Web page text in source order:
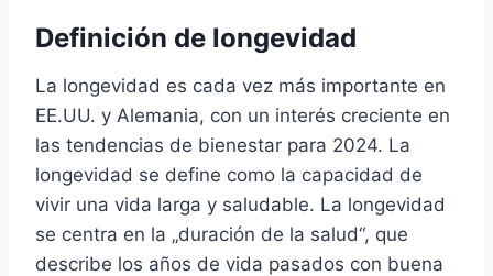
Definición de longevidad
La longevidad es cada vez más importante en
EE.UU. y Alemania, con un interés creciente en
las tendencias de bienestar para 2024. La
longevidad se define como la capacidad de
vivir una vida larga y saludable. La longevidad
se centra en la „duración de la salud“, que
describe los años de vida pasados con buena